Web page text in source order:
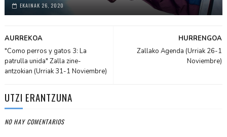
EKAINAK 26, 2020
HURRENGOA
Zallako Agenda (Urriak 26-1
Noviembre)
AURREKOA
"Como perros y gatos 3: La
patrulla unida" Zalla zine-
antzokian (Urriak 31-1 Noviembre)
UTZI ERANTZUNA
NO HAY COMENTARIOS